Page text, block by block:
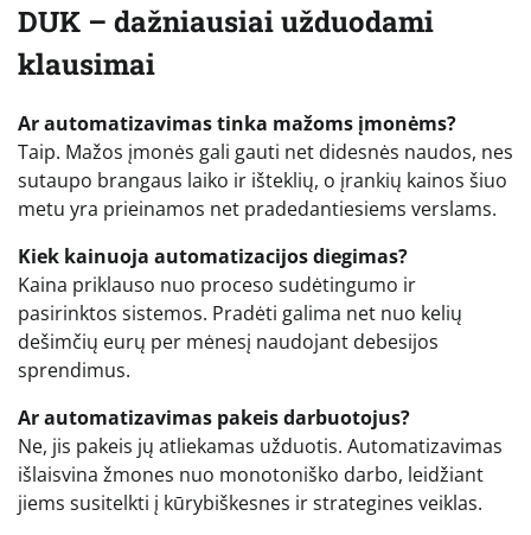
DUK – dažniausiai užduodami
klausimai
Ar automatizavimas tinka mažoms įmonėms?
Taip. Mažos įmonės gali gauti net didesnės naudos, nes
sutaupo brangaus laiko ir išteklių, o įrankių kainos šiuo
metu yra prieinamos net pradedantiesiems verslams.
Kiek kainuoja automatizacijos diegimas?
Kaina priklauso nuo proceso sudėtingumo ir
pasirinktos sistemos. Pradėti galima net nuo kelių
dešimčių eurų per mėnesį naudojant debesijos
sprendimus.
Ar automatizavimas pakeis darbuotojus?
Ne, jis pakeis jų atliekamas užduotis. Automatizavimas
išlaisvina žmones nuo monotoniško darbo, leidžiant
jiems susitelkti į kūrybiškesnes ir strategines veiklas.